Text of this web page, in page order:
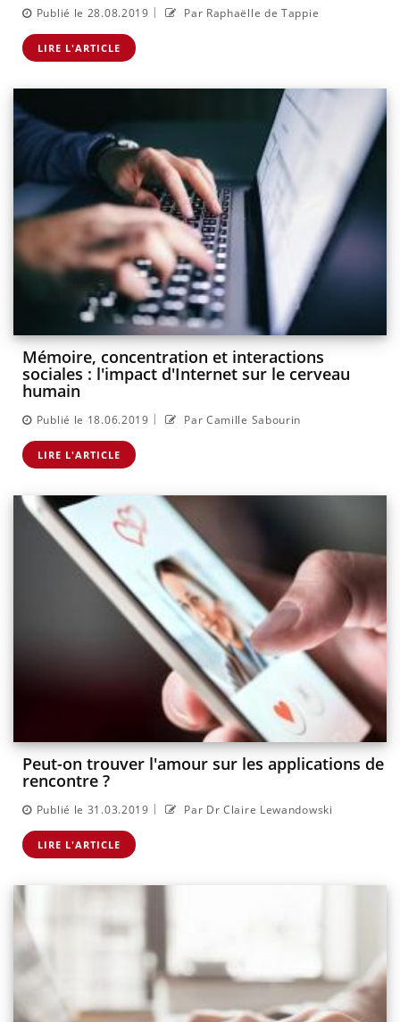
Publié le 28.08.2019 | Par Raphaëlle de Tappie
LIRE L'ARTICLE
Mémoire, concentration et interactions
sociales : l'impact d'Internet sur le cerveau
humain
Publié le 18.06.2019 | Par Camille Sabourin
LIRE L'ARTICLE
Peut-on trouver l'amour sur les applications de
rencontre ?
Publié le 31.03.2019 | Par Dr Claire Lewandowski
LIRE L'ARTICLE